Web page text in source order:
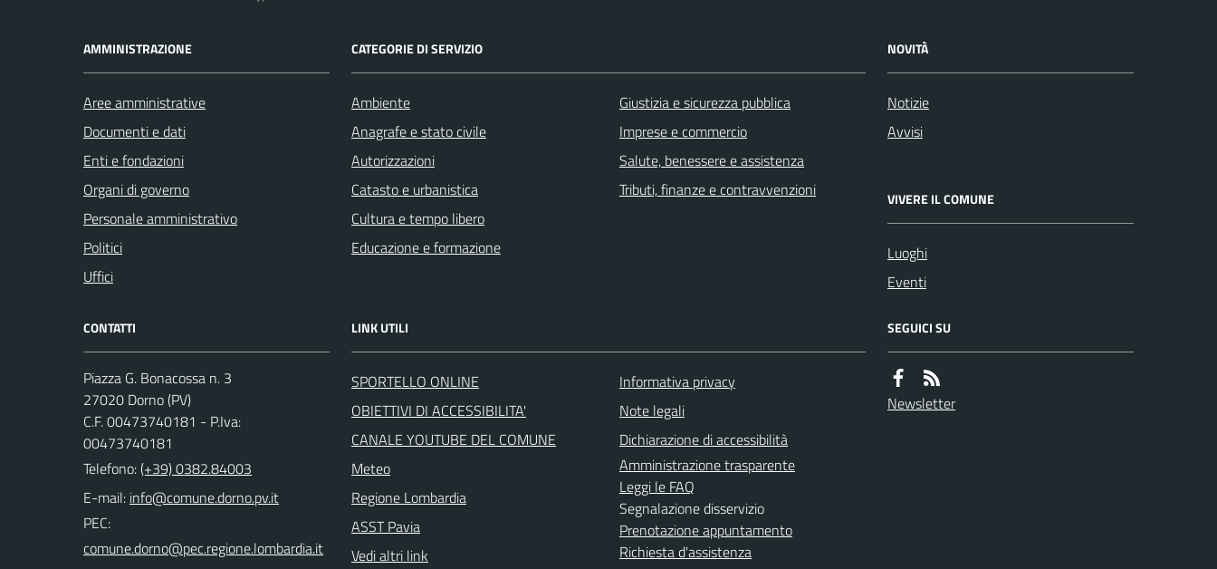
AMMINISTRAZIONE
Aree amministrative
Documenti e dati
Enti e fondazioni
Organi di governo
Personale amministrativo
Politici
Uffici
CATEGORIE DI SERVIZIO
Ambiente
Anagrafe e stato civile
Autorizzazioni
Catasto e urbanistica
Cultura e tempo libero
Educazione e formazione
Giustizia e sicurezza pubblica
Imprese e commercio
Salute, benessere e assistenza
Tributi, finanze e contravvenzioni
NOVITÀ
Notizie
Avvisi
VIVERE IL COMUNE
Luoghi
Eventi
CONTATTI
Piazza G. Bonacossa n. 3
27020 Dorno (PV)
C.F. 00473740181 - P.Iva:
00473740181
Telefono:(+39) 0382.84003
E-mail:
PEC:
LINK UTILI
SPORTELLO ONLINE
OBIETTIVI DI ACCESSIBILITA'
CANALE YOUTUBE DEL COMUNE
Meteo
Regione Lombardia
ASST Pavia
Vedi altri link
Informativa privacy
Note legali
Dichiarazione di accessibilità
Amministrazione trasparente
Leggi le FAQ
Segnalazione disservizio
Prenotazione appuntamento
Richiesta d'assistenza
SEGUICI SU
Newsletter